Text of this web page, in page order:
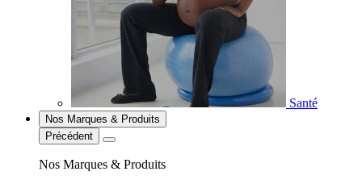
Santé
Nos Marques & Produits
Précédent
Nos Marques & Produits